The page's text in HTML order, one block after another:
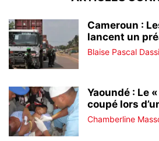
Cameroun :
lancent un
Blaise Pascal
Yaoundé : Le
coupé lors
Chamberline